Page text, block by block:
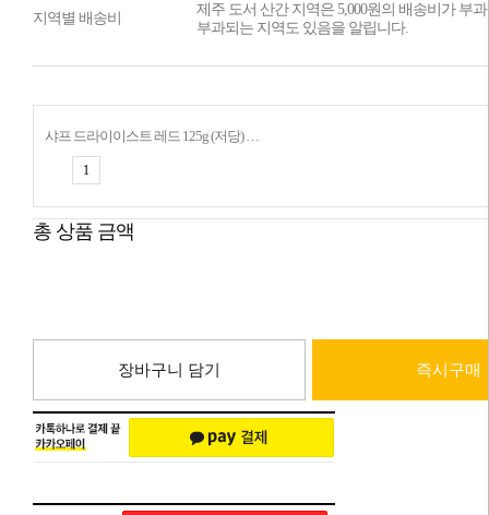
지역별 배송비
제주 도서 산간 지역은 5,000원의 배송비가 부
부과되는 지역도 있음을 알립니다.
샤프 드라이이스트 레드 125g (저당) 사프인스탄트
총 상품 금액
장바구니 담기 즉시구매